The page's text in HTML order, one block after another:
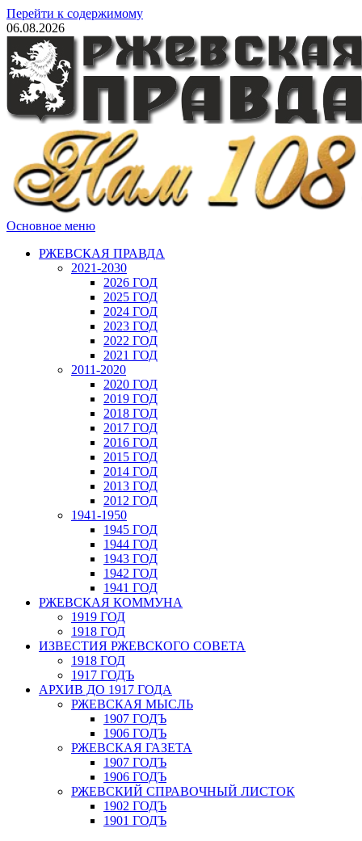
Перейти к содержимому
06.08.2026
Основное меню
РЖЕВСКАЯ ПРАВДА
2021-2030
2026 ГОД
2025 ГОД
2024 ГОД
2023 ГОД
2022 ГОД
2021 ГОД
2011-2020
2020 ГОД
2019 ГОД
2018 ГОД
2017 ГОД
2016 ГОД
2015 ГОД
2014 ГОД
2013 ГОД
2012 ГОД
1941-1950
1945 ГОД
1944 ГОД
1943 ГОД
1942 ГОД
1941 ГОД
РЖЕВСКАЯ КОММУНА
1919 ГОД
1918 ГОД
ИЗВЕСТИЯ РЖЕВСКОГО СОВЕТА
1918 ГОД
1917 ГОДЪ
АРХИВ ДО 1917 ГОДА
РЖЕВСКАЯ МЫСЛЬ
1907 ГОДЪ
1906 ГОДЪ
РЖЕВСКАЯ ГАЗЕТА
1907 ГОДЪ
1906 ГОДЪ
РЖЕВСКИЙ СПРАВОЧНЫЙ ЛИСТОК
1902 ГОДЪ
1901 ГОДЪ